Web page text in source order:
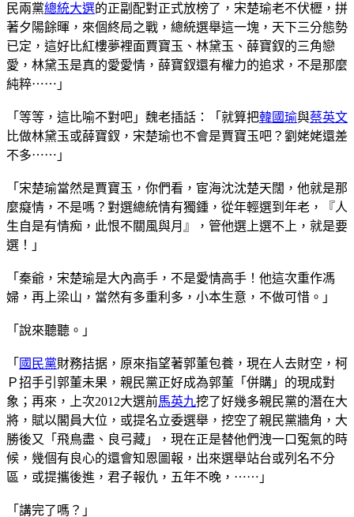
民兩黨總統大選的正副配對正式放榜了，宋楚瑜老不伏櫪，拼
著夕陽餘暉，來個終局之戰，總統選舉這一塊，天下三分態勢
已定，這好比紅樓夢裡面賈寶玉、林黛玉、薛寶釵的三角戀
愛，林黛玉是真的愛愛情，薛寶釵還有權力的追求，不是那麼
純粹⋯⋯」
「等等，這比喻不對吧」魏老插話：「就算把韓國瑜與蔡英文
比做林黛玉或薛寶釵，宋楚瑜也不會是賈寶玉吧？劉姥姥還差
不多⋯⋯」
「宋楚瑜當然是賈寶玉，你們看，宦海沈沈楚天闊，他就是那
麼癡情，不是嗎？對選總統情有獨鍾，從年輕選到年老，『人
生自是有情痴，此恨不關風與月』，管他選上選不上，就是要
選！」
「秦爺，宋楚瑜是大內高手，不是愛情高手！他這次重作馮
婦，再上梁山，當然有多重利多，小本生意，不做可惜。」
「說來聽聽。」
「 國民黨財務拮据，原來指望著郭董包養，現在人去財空，柯
Ｐ招手引郭董未果，親民黨正好成為郭董「併購」的現成對
象；再來，上次2012大選前馬英九挖了好幾多親民黨的潛在大
將，賦以閣員大位，或提名立委選舉，挖空了親民黨牆角，大
勝後又「飛鳥盡、良弓藏」，現在正是替他們洩一口冤氣的時
候，幾個有良心的還會知恩圖報，出來選舉站台或列名不分
區，或提攜後進，君子報仇，五年不晚，⋯⋯」
「講完了嗎？」